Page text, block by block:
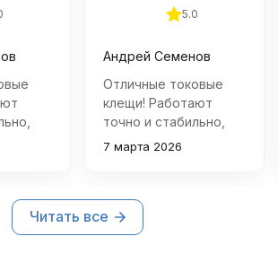
тока
любых
5.0
Андрей Семенов
Отличные токовые
клещи! Работают
точно и стабильно,
очень удобны в
измерить силу тока
практически в любых
условиях.
7 марта 2026
Читать все